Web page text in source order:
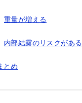
重量が増える
内部結露のリスクがある
とめ